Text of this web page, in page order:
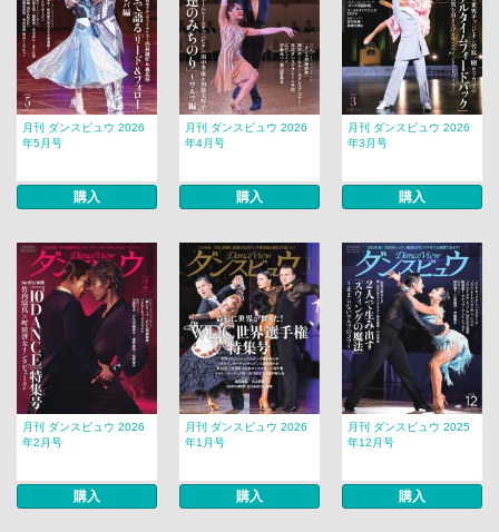
月刊 ダンスビュウ 2026
年5月号
購入
月刊 ダンスビュウ 2026
年4月号
購入
月刊 ダンスビュウ 2026
年3月号
購入
月刊 ダンスビュウ 2026
年2月号
購入
月刊 ダンスビュウ 2026
年1月号
購入
月刊 ダンスビュウ 2025
年12月号
購入